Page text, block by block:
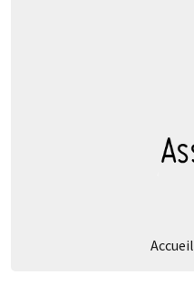
Accueil